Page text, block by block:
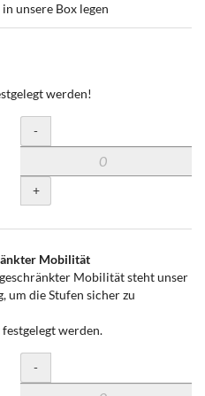
unsere Box legen
werden!
Menge
-
+
Mobilität
Mobilität steht unser
um die Stufen sicher zu
werden.
Menge
-